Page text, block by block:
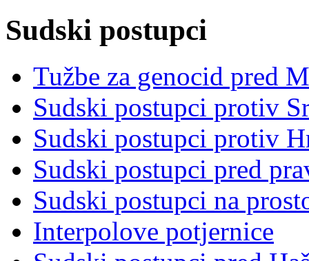
Sudski postupci
Tužbe za genocid pred
Sudski postupci protiv
Sudski postupci protiv
Sudski postupci pred
Sudski postupci na
Interpolove potjernice